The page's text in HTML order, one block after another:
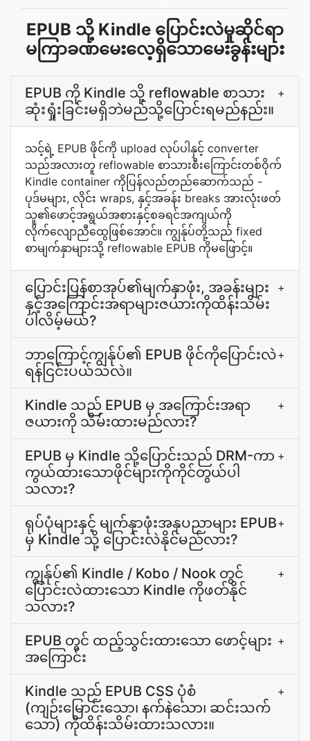
EPUB သို့ Kindle ပြောင်းလဲမှုဆိုင်ရာ
မကြာခဏမေးလေ့ရှိသောမေးခွန်းများ
EPUB ကို Kindle သို့ reflowable စာသား
ဆုံးရှုံးခြင်းမရှိဘဲမည်သို့ပြောင်းရမည်နည်း။
+
သင့်ရဲ့ EPUB ဖိုင်ကို upload လုပ်ပါနှင့် converter
သည်အလားတူ reflowable စာသားစီးကြောင်းတစ်ဝိုက်
Kindle container ကိုပြန်လည်တည်ဆောက်သည် -
ပုဒ်မများ, လိုင်း wraps, နှင့်အခန်း breaks အားလုံးဖတ်
သူ၏ဖောင့်အရွယ်အစားနှင့်စခရင်အကျယ်ကို
လိုက်လျောညီထွေဖြစ်အောင်။ ကျွန်ုပ်တို့သည် fixed
စာမျက်နှာများသို့ reflowable EPUB ကိုမဖြောင့်။
ပြောင်းပြန်စာအုပ်၏မျက်နှာဖုံး, အခန်းများ
နှင့်အကြောင်းအရာများဇယားကိုထိန်းသိမ်း
ပါလိမ့်မယ်?
+
ဘာကြောင့်ကျွန်ုပ်၏ EPUB ဖိုင်ကိုပြောင်းလဲ
ရန်ငြင်းပယ်သလဲ။
+
Kindle သည် EPUB မှ အကြောင်းအရာ
ဇယားကို သိမ်းထားမည်လား?
+
EPUB မှ Kindle သို့ပြောင်းသည် DRM-ကာ
ကွယ်ထားသောဖိုင်များကိုကိုင်တွယ်ပါ
သလား?
+
ရုပ်ပုံများနှင့် မျက်နှာဖုံးအနုပညာများ EPUB
မှ Kindle သို့ ပြောင်းလဲနိုင်မည်လား?
+
ကျွန်ုပ်၏ Kindle / Kobo / Nook တွင်
ပြောင်းလဲထားသော Kindle ကိုဖတ်နိုင်
သလား?
+
EPUB တွင် ထည့်သွင်းထားသော ဖောင့်များ
အကြောင်း
+
Kindle သည် EPUB CSS ပုံစံ
(ကျဉ်းမြောင်းသော၊ နက်နဲသော၊ ဆင်းသက်
သော) ကိုထိန်းသိမ်းထားသလား။
+